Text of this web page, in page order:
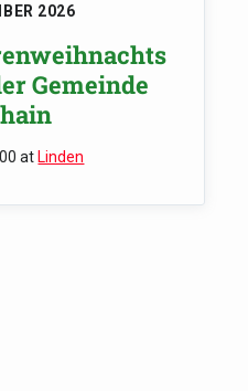
2026
Gemeinde
at Linden